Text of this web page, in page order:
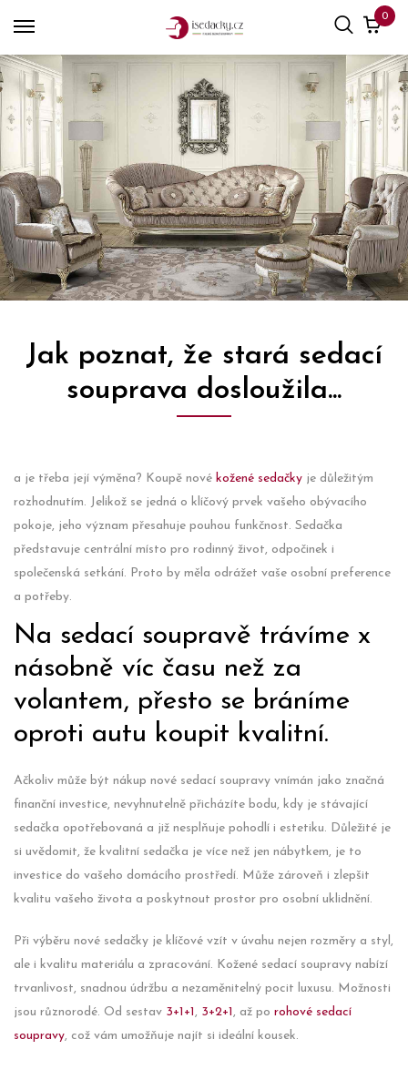
0
Jak poznat, že stará sedací
souprava dosloužila...
a je třeba její výměna? Koupě nové kožené sedačky je důležitým
rozhodnutím. Jelikož se jedná o klíčový prvek vašeho obývacího
pokoje, jeho význam přesahuje pouhou funkčnost. Sedačka
představuje centrální místo pro rodinný život, odpočinek i
společenská setkání. Proto by měla odrážet vaše osobní preference
a potřeby.
Na sedací soupravě trávíme x
násobně víc času než za
volantem, přesto se bráníme
oproti autu koupit kvalitní.
Ačkoliv může být nákup nové sedací soupravy vnímán jako značná
finanční investice, nevyhnutelně přicházíte bodu, kdy je stávající
sedačka opotřebovaná a již nesplňuje pohodlí i estetiku. Důležité je
si uvědomit, že kvalitní sedačka je více než jen nábytkem, je to
investice do vašeho domácího prostředí. Může zároveň i zlepšit
kvalitu vašeho života a poskytnout prostor pro osobní uklidnění.
Při výběru nové sedačky je klíčové vzít v úvahu nejen rozměry a styl,
ale i kvalitu materiálu a zpracování. Kožené sedací soupravy nabízí
trvanlivost, snadnou údržbu a nezaměnitelný pocit luxusu. Možnosti
jsou různorodé. Od sestav 3+1+1, 3+2+1, až po rohové sedací
soupravy, což vám umožňuje najít si ideální kousek.